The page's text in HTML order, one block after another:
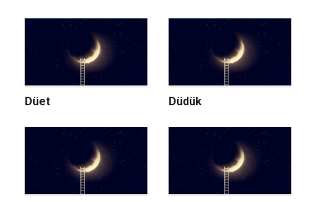
Düet Düdük